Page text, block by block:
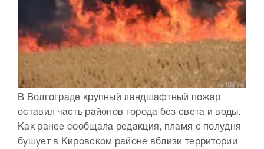
В Волгограде крупный ландшафтный пожар
оставил часть районов города без света и воды.
Как ранее сообщала редакция, пламя с полудня
бушует в Кировском районе вблизи территории